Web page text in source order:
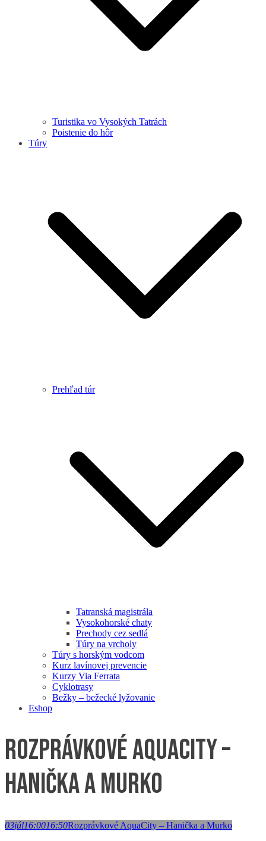
Turistika vo Vysokých Tatrách
Poistenie do hôr
Túry
Prehľad túr
Tatranská magistrála
Vysokohorské chaty
Prechody cez sedlá
Túry na vrcholy
Túry s horským vodcom
Kurz lavínovej prevencie
Kurzy Via Ferrata
Cyklotrasy
Bežky – bežecké lyžovanie
Eshop
Rozprávkové AquaCity –
Hanička a Murko
03júl16:0016:50Rozprávkové AquaCity – Hanička a Murko